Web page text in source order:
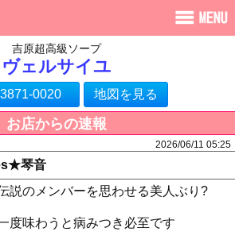
吉原超高級ソープ
ヴェルサイユ
0020 地図を見る
お店からの速報
2026/06/11 05:25
琴音
説のメンバーを思わせる美人ぶり?
度味わうと病みつき必至です